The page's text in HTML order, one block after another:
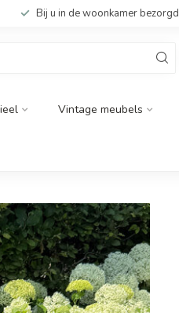
Bij u in de woonkamer bezorgd
Vintage meubels